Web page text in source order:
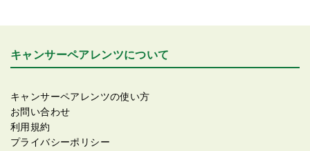
キャンサーペアレンツについて
キャンサーペアレンツの使い方
お問い合わせ
利用規約
プライバシーポリシー